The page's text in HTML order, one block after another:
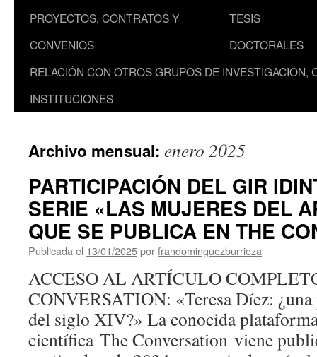
PROYECTOS, CONTRATOS Y
CONVENIOS
TESIS
DOCTORALES
RELACIÓN CON OTROS GRUPOS DE INVESTIGACIÓN,
INSTITUCIONES
Archivo mensual: enero 2025
PARTICIPACIÓN DEL GIR
SERIE «LAS MUJERES DEL
QUE SE PUBLICA EN THE
Publicada el 13/01/2025porfrandominguezburrieza
ACCESO AL ARTÍCULO
CONVERSATION: «Teresa Díez:
del siglo XIV?» La conocida
científica The Conversation viene